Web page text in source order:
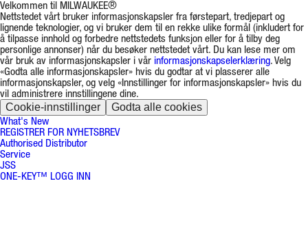
Velkommen til MILWAUKEE®
Nettstedet vårt bruker informasjonskapsler fra førstepart, tredjepart og
lignende teknologier, og vi bruker dem til en rekke ulike formål (inkludert for
å tilpasse innhold og forbedre nettstedets funksjon eller for å tilby deg
personlige annonser) når du besøker nettstedet vårt. Du kan lese mer om
vår bruk av informasjonskapsler i vår informasjonskapselerklæring. Velg
«Godta alle informasjonskapsler» hvis du godtar at vi plasserer alle
informasjonskapsler, og velg «Innstillinger for informasjonskapsler» hvis du
vil administrere innstillingene dine.
Cookie-innstillinger Godta alle cookies
What's New
REGISTRER FOR NYHETSBREV
Authorised Distributor
Service
JSS
ONE-KEY™ LOGG INN